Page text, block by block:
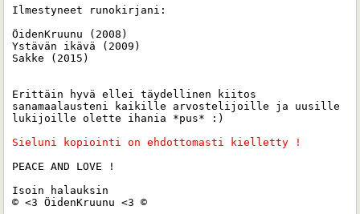
Ilmestyneet runokirjani:
ÖidenKruunu (2008)
Ystävän ikävä (2009)
Sakke (2015)
Erittäin hyvä ellei täydellinen kiitos
sanamaalausteni kaikille arvostelijoille ja uusille
lukijoille olette ihania *pus* :)
Sieluni kopiointi on ehdottomasti kielletty !
PEACE AND LOVE !
Isoin halauksin
© <3 ÖidenKruunu <3 ©